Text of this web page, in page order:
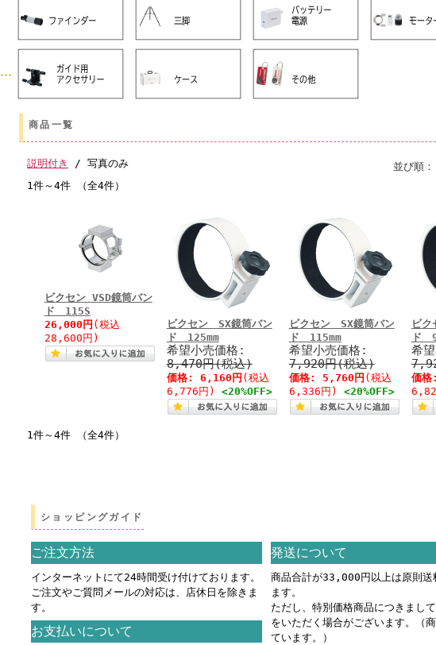
商品一覧
並び順：
説明付き
/ 写真のみ
1件～4件 （全4件）
ビクセン VSD鏡筒バン
ド 115S
26,000円 (税込
28,600円)
ビクセン SX鏡筒バン
ド 125mm
希望小売価格:
8,470円(税込)
価格: 6,160円 (税込
6,776円)
<20%OFF>
ビクセン SX鏡筒バン
ド 115mm
希望小売価格:
7,920円(税込)
価格: 5,760円 (税込
6,336円)
<20%OFF>
ビ
ド
希
価
1件～4件 （全4件）
ショッピングガイド
ご注文方法
インターネットにて24時間受け付けております。
ご注文やご質問メールの対応は、店休日を除きま
す。
お支払いについて
発送について
商品合計が33,000円以上は原則送
ます。
ただし、特別価格商品につきまし
をいただく場合がございます。（
ています。）